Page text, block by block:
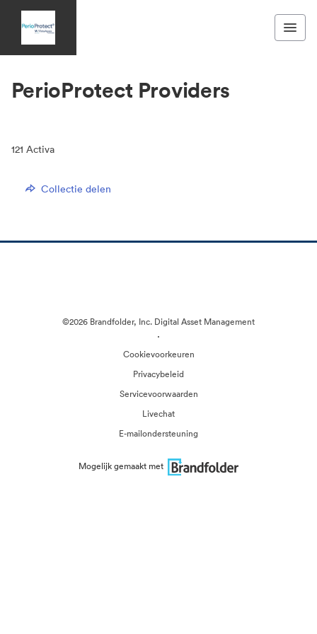
PerioProtect Providers
121 Activa
Collectie delen
©2026 Brandfolder, Inc. Digital Asset Management
·
Cookievoorkeuren
Privacybeleid
Servicevoorwaarden
Livechat
E-mailondersteuning
Mogelijk gemaakt met